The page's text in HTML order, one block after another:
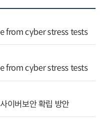
from cyber stress tests
from cyber stress tests
이버보안 확립 방안